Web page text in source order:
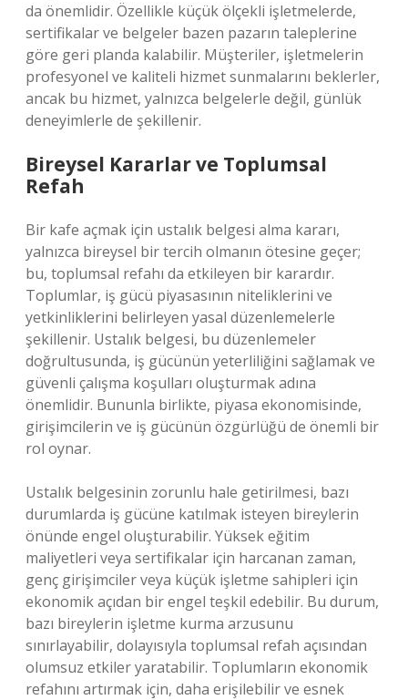
da önemlidir. Özellikle küçük ölçekli işletmelerde,
sertifikalar ve belgeler bazen pazarın taleplerine
göre geri planda kalabilir. Müşteriler, işletmelerin
profesyonel ve kaliteli hizmet sunmalarını beklerler,
ancak bu hizmet, yalnızca belgelerle değil, günlük
deneyimlerle de şekillenir.
Bireysel Kararlar ve Toplumsal
Refah
Bir kafe açmak için ustalık belgesi alma kararı,
yalnızca bireysel bir tercih olmanın ötesine geçer;
bu, toplumsal refahı da etkileyen bir karardır.
Toplumlar, iş gücü piyasasının niteliklerini ve
yetkinliklerini belirleyen yasal düzenlemelerle
şekillenir. Ustalık belgesi, bu düzenlemeler
doğrultusunda, iş gücünün yeterliliğini sağlamak ve
güvenli çalışma koşulları oluşturmak adına
önemlidir. Bununla birlikte, piyasa ekonomisinde,
girişimcilerin ve iş gücünün özgürlüğü de önemli bir
rol oynar.
Ustalık belgesinin zorunlu hale getirilmesi, bazı
durumlarda iş gücüne katılmak isteyen bireylerin
önünde engel oluşturabilir. Yüksek eğitim
maliyetleri veya sertifikalar için harcanan zaman,
genç girişimciler veya küçük işletme sahipleri için
ekonomik açıdan bir engel teşkil edebilir. Bu durum,
bazı bireylerin işletme kurma arzusunu
sınırlayabilir, dolayısıyla toplumsal refah açısından
olumsuz etkiler yaratabilir. Toplumların ekonomik
refahını artırmak için, daha erişilebilir ve esnek